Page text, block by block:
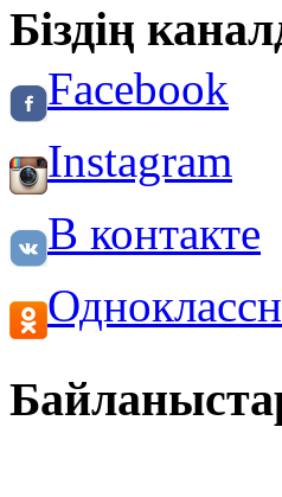
Біздің
Facebook
Instagram
В контакте